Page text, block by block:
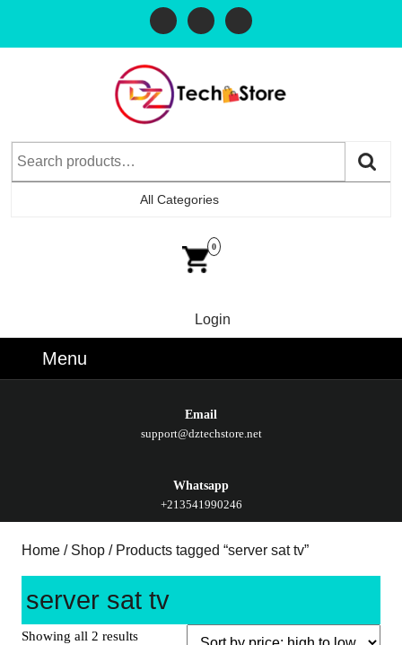
All Categories
0
Login
Menu
Email
support@dztechstore.net
Whatsapp
+213541990246
Home / Shop / Products tagged “server sat tv”
server sat tv
Showing all 2 results